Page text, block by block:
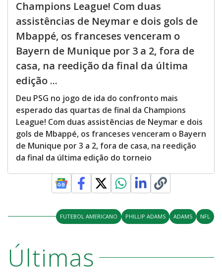
Champions League! Com duas
assistências de Neymar e dois gols de
Mbappé, os franceses venceram o
Bayern de Munique por 3 a 2, fora de
casa, na reedição da final da última
edição ...
Deu PSG no jogo de ida do confronto mais
esperado das quartas de final da Champions
League! Com duas assistências de Neymar e dois
gols de Mbappé, os franceses venceram o Bayern
de Munique por 3 a 2, fora de casa, na reedição
da final da última edição do torneio
FUTEBOL AMERICANO PHILLIP ADAMS ADAMS NFL
Últimas